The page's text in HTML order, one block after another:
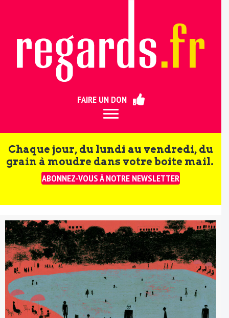
FAIRE UN DON
Chaque jour, du lundi au vendredi, du
grain à moudre dans votre boite mail.
ABONNEZ-VOUS À NOTRE NEWSLETTER